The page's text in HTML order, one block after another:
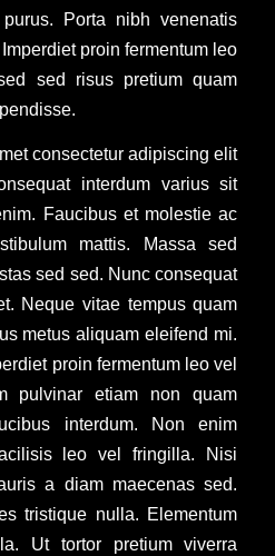
Porta nibh venenatis
proin fermentum leo
sed risus pretium quam
consectetur adipiscing elit
interdum varius sit
Faucibus et molestie ac
mattis. Massa sed
sed sed. Nunc consequat
Neque vitae tempus quam
metus aliquam eleifend mi.
proin fermentum leo vel
pulvinar etiam non quam
interdum. Non enim
leo vel fringilla. Nisi
a diam maecenas sed.
tristique nulla. Elementum
Ut tortor pretium viverra